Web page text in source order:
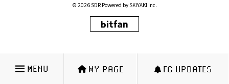
MENU MY PAGE FC UPDATES
© 2026 SDR Powered by SKIYAKI Inc.